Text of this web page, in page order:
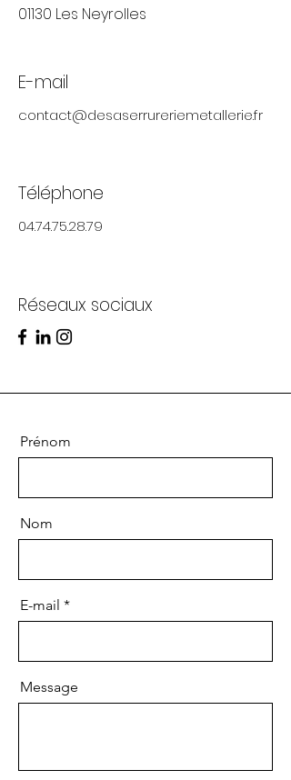
01130 Les Neyrolles
E-mail
contact@desaserrureriemetallerie.fr
Téléphone
04.74.75.28.79
Réseaux sociaux
Prénom
Nom
E-mail
Message